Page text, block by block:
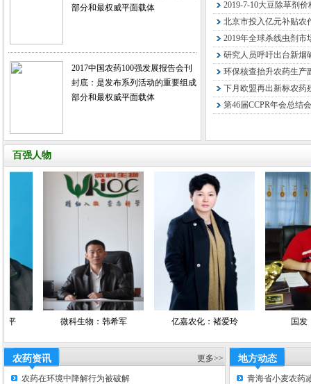
部分和最权威平面载体
2017中国农药100强发展报告会刊
封底：是发布系列活动的重要组成
部分和最权威平面载体
2019-7-10大豆除草剂价
北京市投入亿元补贴农
2019年全球杀线虫剂市
研究人员呼吁出台新烟
环保核查抬升农药生产
下月欧盟再出新标农药
第46届CCPR年会总结
百强人物
微科生物：韩希军 亿嘉农化：褚爱玲 国发：胡晓珊
农药资讯 更多>>
农药在环境中降解行为被破解
地方动态
青海省小麦农药